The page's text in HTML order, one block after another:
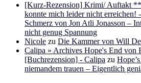
[Kurz-Rezension] Krimi/ Auftakt
konnte mich leider nicht
Schmerz von Jon Atli Jonasson –
nicht genug Spannung
Nicole zu Die Kammer von Will
Calipa » Archives Hope's End von
[Buchrezension] - Calipa zu
niemandem trauen – Eigentlich